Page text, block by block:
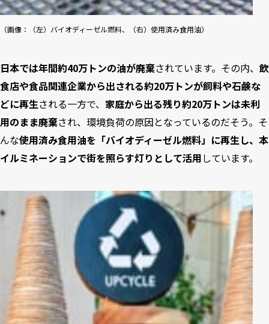
（画像：（左）バイオディーゼル燃料、（右）使用済み食用油）
日本では年間約40万トンの油が廃棄されています。その内、 飲
食店や食品関連企業から出される約20万トンが飼料や石鹸な
どに再生される一方で、 家庭から出る残り約20万トンは未利
用のまま廃棄され、環境負荷の原因となっているのだそう。そ
んな使用済み食用油を「バイオディーゼル燃料」に再生し、本
イルミネーションで街を照らす灯りとして活用しています。